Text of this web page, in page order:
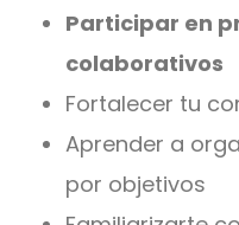
Participar en
colaborativos
Fortalecer tu
Aprender a
por objetivos